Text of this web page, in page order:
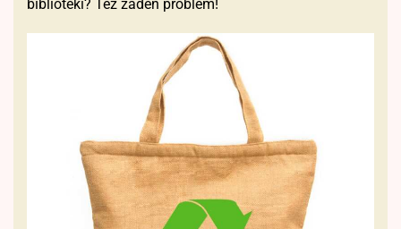
biblioteki? Też żaden problem!